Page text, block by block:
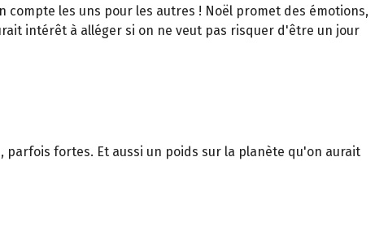
les uns pour les autres ! Noël promet des émotions,
intérêt à alléger si on ne veut pas risquer d'être un jour
fortes. Et aussi un poids sur la planète qu'on aurait